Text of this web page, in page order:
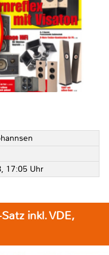
17:05 Uhr
inkl. VDE,